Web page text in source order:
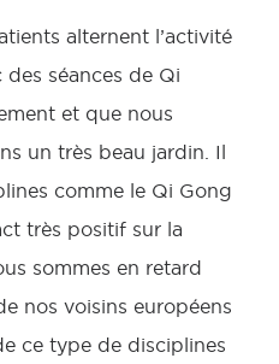
alternent l’activité
séances de Qi
et que nous
un très beau jardin. Il
comme le Qi Gong
très positif sur la
sommes en retard
nos voisins européens
ce type de disciplines